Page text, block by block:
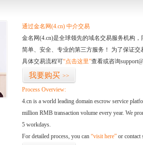
通过金名网(4.cn) 中介交易
金名网(4.cn)是全球领先的域名交易服务机构
简单、安全、专业的第三方服务！ 为了保证
具体交易流程可“点击这里”查看或咨询
我要购买 >>
Process Overview:
4.cn is a world leading domain escrow service
million RMB transaction volume every year. We
5 workdays.
For detailed process, you can “visit here” or contact